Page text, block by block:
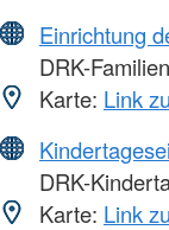
Einrichtung
DRK-
Karte: Link
DRK-
Karte: Link